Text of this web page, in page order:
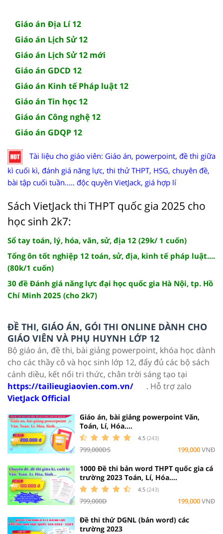
Giáo án Địa Lí 12
Giáo án Lịch Sử 12
Giáo án Lịch Sử 12 mới
Giáo án GDCD 12
Giáo án Kinh tế Pháp luật 12
Giáo án Tin học 12
Giáo án Công nghệ 12
Giáo án GDQP 12
Tài liệu cho giáo viên: Giáo án, powerpoint, đề thi giữa
kì cuối kì, đánh giá năng lực, thi thử THPT, HSG, chuyên đề,
bài tập cuối tuần..... độc quyền VietJack, giá hợp lí
Sách VietJack thi THPT quốc gia 2025 cho
học sinh 2k7:
Sổ tay toán, lý, hóa, văn, sử, địa 12 (29k/ 1 cuốn)
Tổng ôn tốt nghiệp 12 toán, sử, địa, kinh tế pháp luật....
(80k/1 cuốn)
30 đề Đánh giá năng lực đại học quốc gia Hà Nội, tp. Hồ
Chí Minh 2025 (cho 2k7)
ĐỀ THI, GIÁO ÁN, GÓI THI ONLINE DÀNH CHO
GIÁO VIÊN VÀ PHỤ HUYNH LỚP 12
Bộ giáo án, đề thi, bài giảng powerpoint, khóa học dành
cho các thầy cô và học sinh lớp 12, đẩy đủ các bộ sách
cánh diều, kết nối tri thức, chân trời sáng tạo tại
https://tailieugiaovien.com.vn/
. Hỗ trợ zalo
VietJack Official
Giáo án, bài giảng powerpoint Văn,
Toán, Lí, Hóa....
4.5 (243)
799,000ĐS 199,000VNĐ
1000 Đề thi bản word THPT quốc gia cá
trường 2023 Toán, Lí, Hóa....
4.5 (243)
799,000Đ 199,000VNĐ
Đề thi thử DGNL (bản word) các
trường 2023